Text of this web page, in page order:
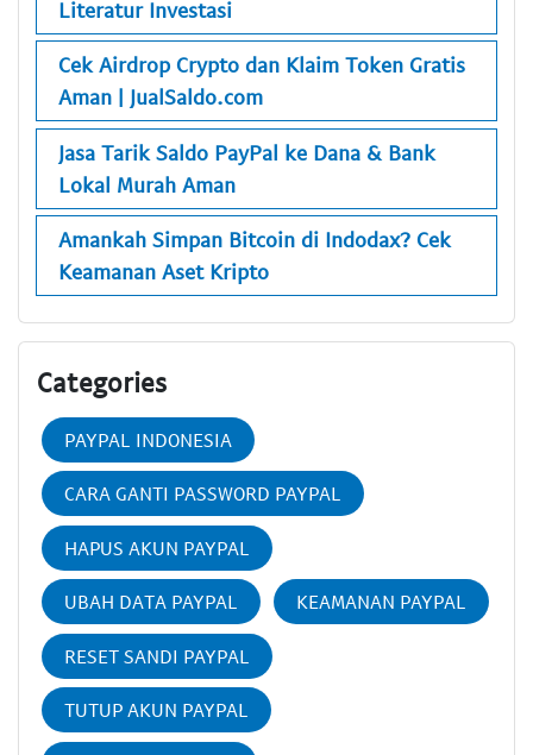
Literatur Investasi
Cek Airdrop Crypto dan Klaim Token Gratis
Aman | JualSaldo.com
Jasa Tarik Saldo PayPal ke Dana & Bank
Lokal Murah Aman
Amankah Simpan Bitcoin di Indodax? Cek
Keamanan Aset Kripto
Categories
PAYPAL INDONESIA
CARA GANTI PASSWORD PAYPAL
HAPUS AKUN PAYPAL
UBAH DATA PAYPAL KEAMANAN PAYPAL
RESET SANDI PAYPAL
TUTUP AKUN PAYPAL